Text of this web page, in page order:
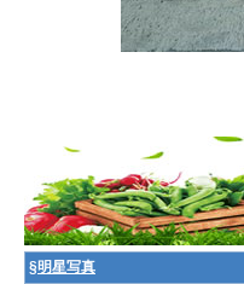
§明星写真